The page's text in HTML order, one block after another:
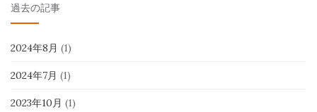
過去の記事
2024年8月 (1)
2024年7月 (1)
2023年10月 (1)